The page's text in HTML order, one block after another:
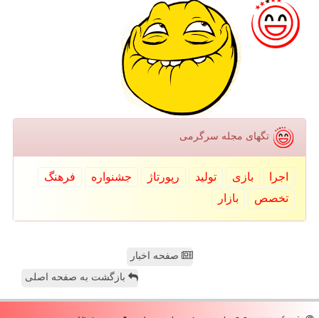
تگهای مجله سرگرمی
اجرا بازی تولید رپورتاژ جشنواره
فرهنگ
تخصص
بازار
صفحه اخبار
بازگشت به صفحه اصلی